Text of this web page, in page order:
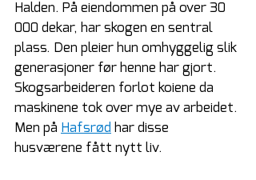
Halden. På eiendommen på over 30
000 dekar, har skogen en sentral
plass. Den pleier hun omhyggelig slik
generasjoner før henne har gjort.
Skogsarbeideren forlot koiene da
maskinene tok over mye av arbeidet.
Men på Hafsrød har disse
husværene fått nytt liv.